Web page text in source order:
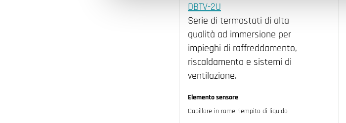
DBTV-2U
Serie di termostati di alta
qualità ad immersione per
impieghi di raffreddamento,
riscaldamento e sistemi di
ventilazione.
Elemento sensore
Capillare in rame riempito di liquido